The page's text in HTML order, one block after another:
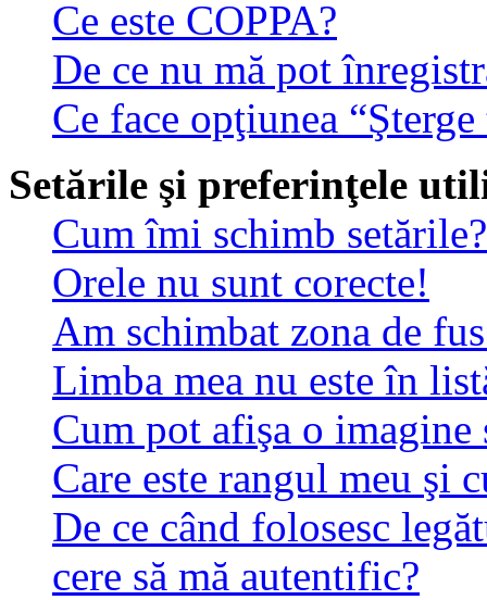
Ce este COPPA?
De ce nu mă pot
Ce face opţiunea
Setările şi preferinţele
Cum îmi schimb setările?
Orele nu sunt corecte!
Am schimbat zona de
Limba mea nu este în
Cum pot afişa o
Care este rangul meu şi
De ce când folosesc
cere să mă autentific?